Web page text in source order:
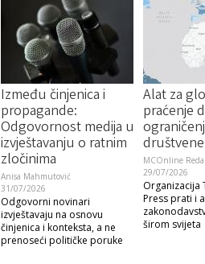
Između činjenica i
propagande:
Odgovornost medija u
izvještavanju o ratnim
zločinima
Anisa Mahmutović
31/07/2026
Odgovorni novinari
izvještavaju na osnovu
činjenica i konteksta, a ne
prenoseći političke poruke
Alat za
praćenje
MCOnline
29/07/2026
Organizacija
Press prati i
širom svijeta